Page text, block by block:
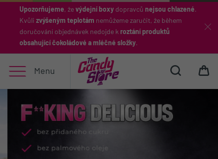
Upozorňujeme, že výdejní boxy dopravců nejsou chlazené.
Kvůli zvýšeným teplotám nemůžeme zaručit, že během
doručování objednávek nedojde k roztání produktů
obsahující čokoládové a mléčné složky.
Menu
Hledat